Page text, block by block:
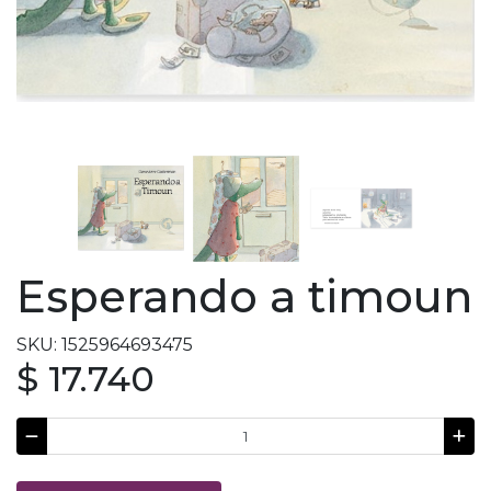
Esperando a timoun
SKU: 1525964693475
$ 17.740